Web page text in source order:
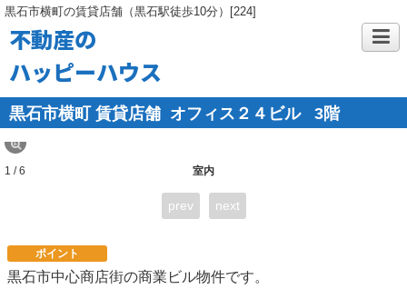
黒石市横町の賃貸店舗（黒石駅徒歩10分）[224]
不動産の
ハッピーハウス
黒石市横町 賃貸店舗 オフィス２４ビル 3階
室内
1 / 6
prev next
ポイント
黒石市中心商店街の商業ビル物件です。